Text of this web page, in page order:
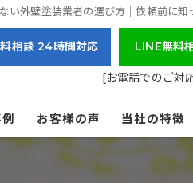
い外壁塗装業者の選び方｜依頼前に知
相談 24時間対応 LINE無料
[お電話でのご対
お客様の声 当社の特徴